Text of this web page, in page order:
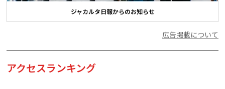
ジャカルタ日報からのお知らせ
広告掲載について
アクセスランキング